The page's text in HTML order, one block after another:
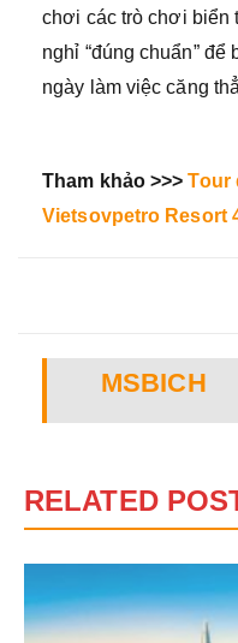
chơi các trò chơi biển
nghỉ “đúng chuẩn”
ngày làm việc căng
Tham khảo >>>Tour
Vietsovpetro Resort
MSBICH
RELATED